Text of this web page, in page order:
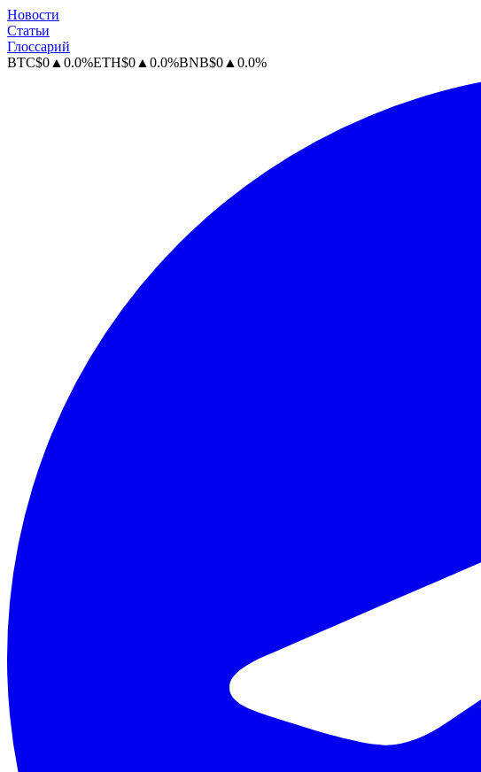
Новости
Статьи
Глоссарий
BTC$0 ▲ 0.0%ETH$0 ▲ 0.0%BNB$0 ▲ 0.0%